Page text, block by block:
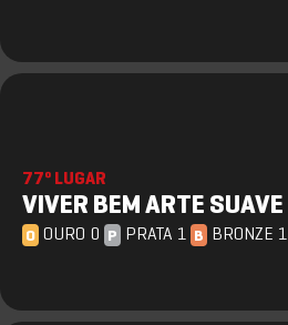
77º LUGAR
VIVER BEM ARTE SUAVE
O OURO 0 P PRATA 1 B BRONZE 1